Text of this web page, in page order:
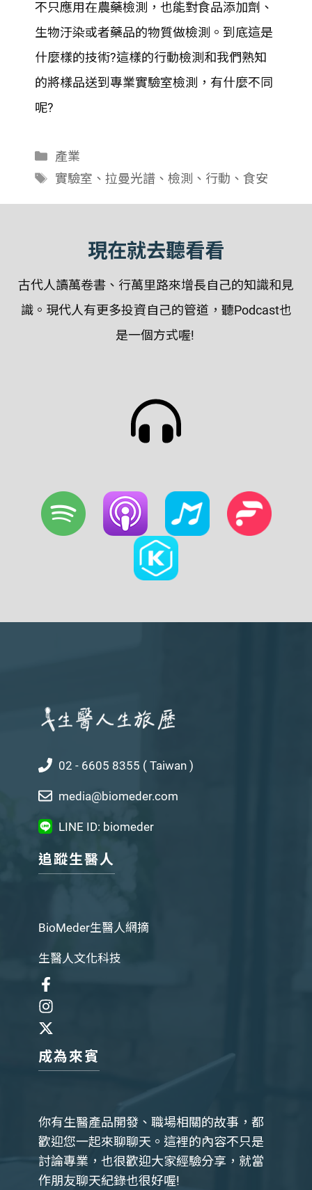
LINK
EMBED
不只應用在農藥檢測，也能對食品添加劑、
生物汙染或者藥品的物質做檢測。到底這是
什麼樣的技術?這樣的行動檢測和我們熟知
的將樣品送到專業實驗室檢測，有什麼不同
呢?
分
類
產業
標
實驗室 、 拉曼光譜、 檢測 、 行動 、 食安
現在就去聽看看
古代人讀萬卷書、行萬里路來增長自己的知識和見
識。現代人有更多投資自己的管道，聽Podcast也
是一個方式喔!
02 - 6605 8355 ( Taiwan )
media@biomeder.com
LINE ID: biomeder
追蹤生醫人
BioMeder生醫人網摘
生醫人文化科技
成為來賓
你有生醫產品開發、職場相關的故事，都
歡迎您一起來聊聊天。這裡的內容不只是
討論專業，也很歡迎大家經驗分享，就當
作朋友聊天紀錄也很好喔!